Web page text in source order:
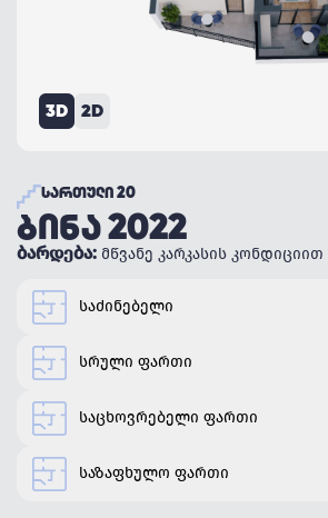
3D 2D
ᲡᲐᲠᲗᲣᲚᲘ 20
ᲑᲘᲜᲐ 2022
ბარდება: მწვანე კარკასის კონდიციით
საძინებელი
სრული ფართი
საცხოვრებელი ფართი
საზაფხულო ფართი